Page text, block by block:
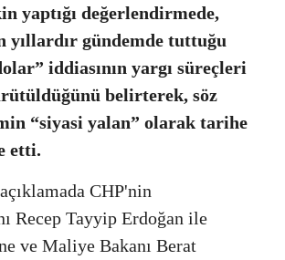
yaptığı değerlendirmede,
yıllardır gündemde tuttuğu
iddiasının yargı süreçleri
belirterek, söz
“siyasi yalan” olarak tarihe
etti.
CHP'nin
Recep Tayyip Erdoğan ile
ve Maliye Bakanı Berat